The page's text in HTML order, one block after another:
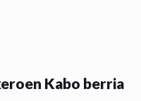
Kabo berria